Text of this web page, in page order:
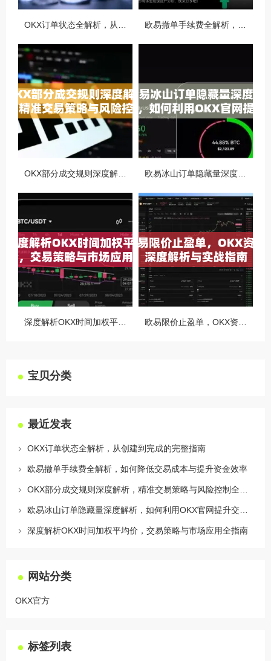
宝贝分类
最近发表
OKX订单状态全解析，从创建到完成的完整指南
欧易撤单手续费全解析，如何降低交易成本与提升资金效率
深度解析OKX时间加权平均价，交易策略与市场应用全指南
网站分类
OKX官方
标签列表